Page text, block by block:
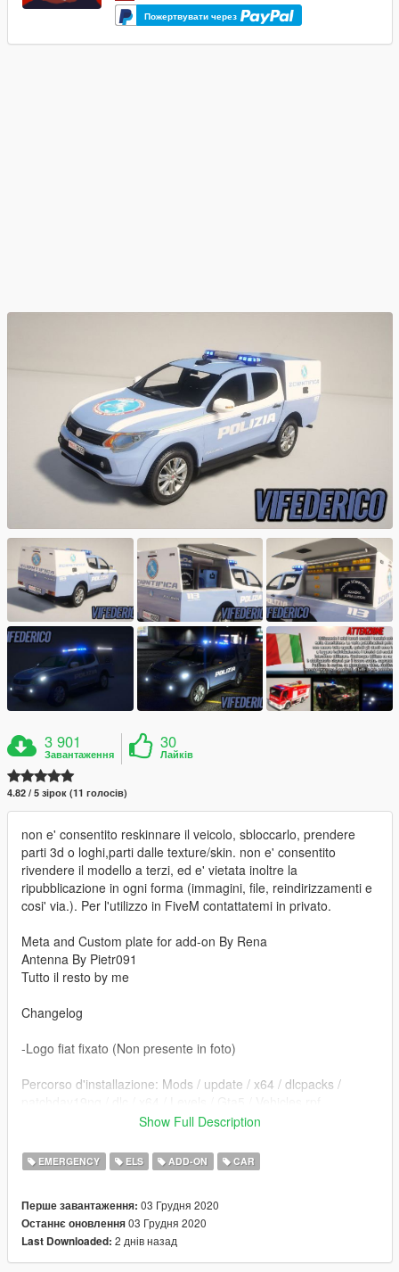
Пожертвувати через
3 901
Завантаження
30
Лайків
4.82 / 5 зірок (11 голосів)
non e' consentito reskinnare il veicolo, sbloccarlo, prendere
parti 3d o loghi,parti dalle texture/skin. non e' consentito
rivendere il modello a terzi, ed e' vietata inoltre la
ripubblicazione in ogni forma (immagini, file, reindirizzamenti e
cosi' via.). Per l'utilizzo in FiveM contattatemi in privato.
Meta and Custom plate for add-on By Rena
Antenna By Pietr091
Tutto il resto by me
Changelog
-Logo fiat fixato (Non presente in foto)
Percorso d'installazione: Mods / update / x64 / dlcpacks /
andreas/cars/86250-fiat-fullback.html
=========================
Sostituire i file. e' consigliato creare una cartella mod tramite il
programma OpenIV.
Show Full Description
EMERGENCY ELS ADD-ON CAR
Перше завантаження: 03 Грудня 2020
Останнє оновлення03 Грудня 2020
Last Downloaded: 2 днів назад